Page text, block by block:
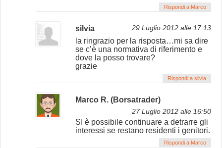
Rispondi a Marco
silvia 29 Luglio 2012 alle 17:13
la ringrazio per la risposta…mi sa dire
se c’è una normativa di riferimento e
dove la posso trovare?
grazie
Rispondi a silvia
Marco R. (Borsatrader)
27 Luglio 2012 alle 16:50
SI è possibile continuare a detrarre gli
interessi se restano residenti i genitori.
Rispondi a Marco